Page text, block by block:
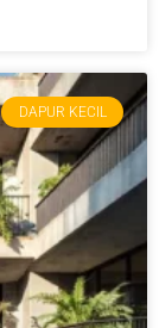
DAPUR KECIL